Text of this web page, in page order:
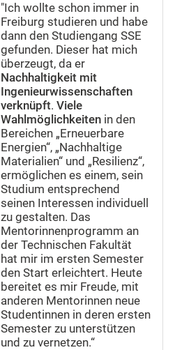
"Ich wollte schon immer in
Freiburg studieren und habe
dann den Studiengang SSE
gefunden. Dieser hat mich
überzeugt, da er
Nachhaltigkeit mit
Ingenieurwissenschaften
verknüpft. Viele
Wahlmöglichkeitenin den
Bereichen „Erneuerbare
Energien“, „Nachhaltige
Materialien“ und „Resilienz“,
ermöglichen es einem, sein
Studium entsprechend
seinen Interessen individuell
zu gestalten. Das
Mentorinnenprogramm an
der Technischen Fakultät
hat mir im ersten Semester
den Start erleichtert. Heute
bereitet es mir Freude, mit
anderen Mentorinnen neue
Studentinnen in deren ersten
Semester zu unterstützen
und zu vernetzen.“